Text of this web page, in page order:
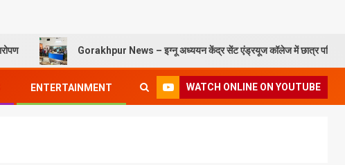
Gorakhpur News – इग्नू अध्ययन केंद्र सेंट एंड्रयूज कॉलेज में छात्र परिचय कार्यक्रम
ENTERTAINMENT WATCH ONLINE ON YOUTUBE